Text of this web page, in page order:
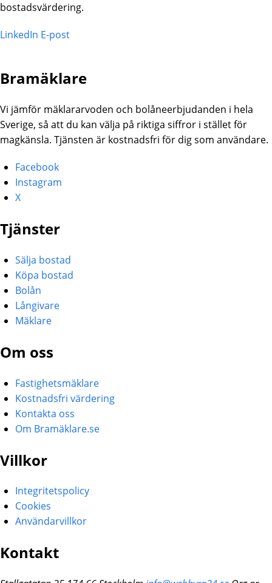
bostadsvärdering.
LinkedIn E-post
Bramäklare
Vi jämför mäklararvoden och bolåneerbjudanden i hela
Sverige, så att du kan välja på riktiga siffror i stället för
magkänsla. Tjänsten är kostnadsfri för dig som användare.
Facebook
Instagram
X
Tjänster
Sälja bostad
Köpa bostad
Bolån
Långivare
Mäklare
Om oss
Fastighetsmäklare
Kostnadsfri värdering
Kontakta oss
Om Bramäklare.se
Villkor
Integritetspolicy
Cookies
Användarvillkor
Kontakt